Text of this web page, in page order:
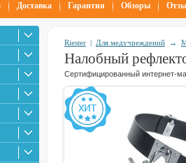
Доставка Гарантия Обзоры
Riester | Для медучреждений →
Налобный
Сертифицированный интернет-